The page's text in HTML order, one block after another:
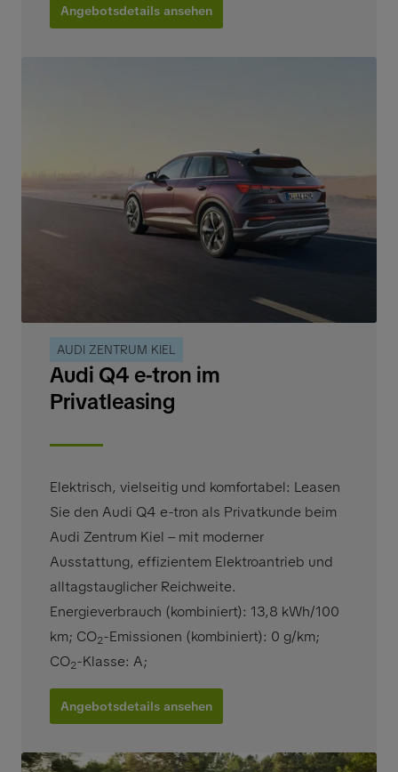
Angebotsdetails ansehen
AUDI ZENTRUM KIEL
Audi Q4 e-tron im
Privatleasing
Elektrisch, vielseitig und komfortabel: Leasen
Sie den Audi Q4 e-tron als Privatkunde beim
Audi Zentrum Kiel – mit moderner
Ausstattung, effizientem Elektroantrieb und
alltagstauglicher Reichweite.
Energieverbrauch (kombiniert): 13,8 kWh/100
km; CO2-Emissionen (kombiniert): 0 g/km;
CO2-Klasse: A;
Angebotsdetails ansehen